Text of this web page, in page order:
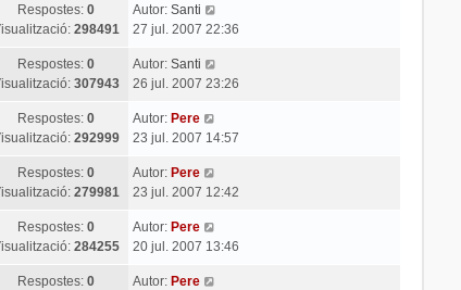
Respostes:0
298491
Autor: Santi
27 jul. 2007 22:36
Respostes:0
307943
Autor: Santi
26 jul. 2007 23:26
Respostes:0
292999
Autor: Pere
23 jul. 2007 14:57
Respostes:0
279981
Autor: Pere
23 jul. 2007 12:42
Respostes:0
284255
Autor: Pere
20 jul. 2007 13:46
Respostes:0
Autor: Pere